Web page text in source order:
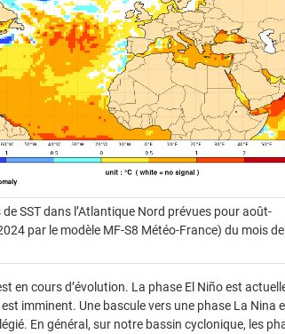
SST dans l’Atlantique Nord prévues pour août-
par le modèle MF-S8 Météo-France) du mois de
en cours d’évolution. La phase El Niño est
est imminent. Une bascule vers une phase La
En général, sur notre bassin cyclonique, les